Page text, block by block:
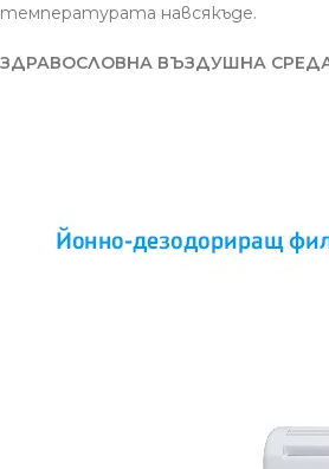
температурата навсякъде.
ЗДРАВОСЛОВНА ВЪЗДУШНА